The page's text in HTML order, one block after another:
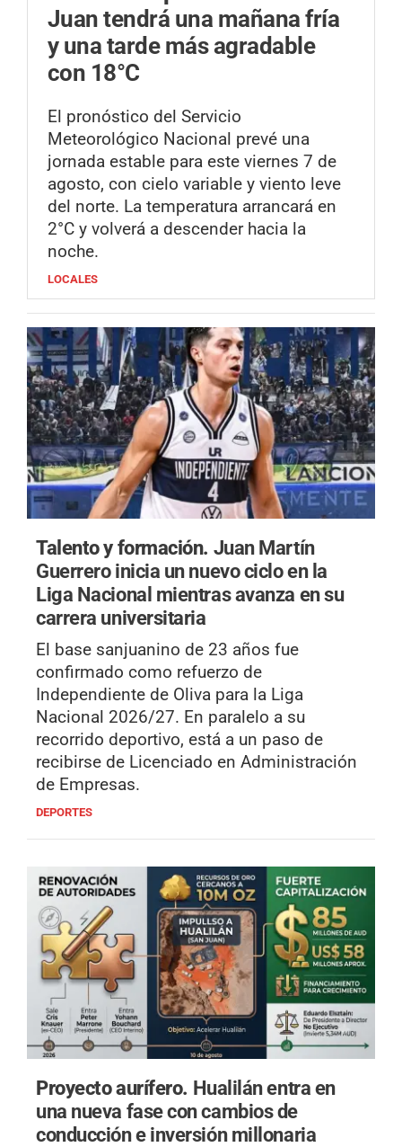
Juan tendrá una mañana fría
y una tarde más agradable
con 18°C
El pronóstico del Servicio
Meteorológico Nacional prevé una
jornada estable para este viernes 7 de
agosto, con cielo variable y viento leve
del norte. La temperatura arrancará en
2°C y volverá a descender hacia la
noche.
LOCALES
Talento y formación. Juan Martín
Guerrero inicia un nuevo ciclo en la
Liga Nacional mientras avanza en su
carrera universitaria
El base sanjuanino de 23 años fue
confirmado como refuerzo de
Independiente de Oliva para la Liga
Nacional 2026/27. En paralelo a su
recorrido deportivo, está a un paso de
recibirse de Licenciado en Administración
de Empresas.
DEPORTES
Proyecto aurífero. Hualilán entra en
una nueva fase con cambios de
conducción e inversión millonaria